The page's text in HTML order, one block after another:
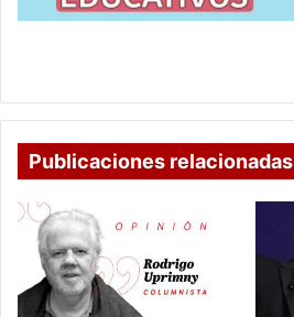
con
Publicaciones relacionadas